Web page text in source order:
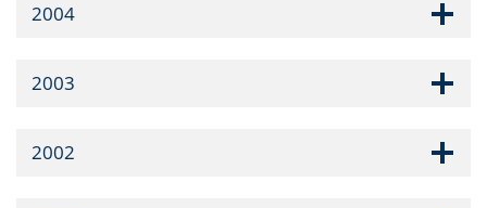
2004
2003
2002